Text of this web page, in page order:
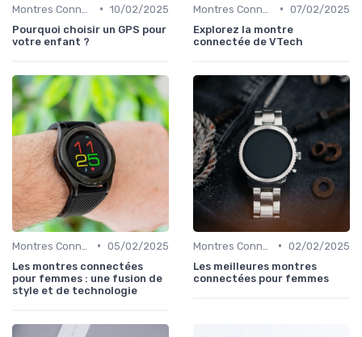
• 10/02/2025
Pourquoi choisir un GPS pour
votre enfant ?
• 07/02/2025
Explorez la montre
connectée de VTech
• 05/02/2025
Les montres connectées
pour femmes : une fusion de
style et de technologie
• 02/02/2025
Les meilleures montres
connectées pour femmes